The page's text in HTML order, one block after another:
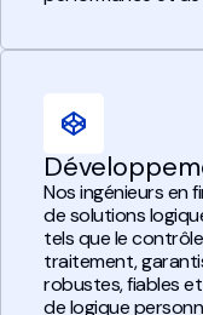
Nos ingénieurs en
de solutions
tels que le
traitement,
robustes, fiables
de logique